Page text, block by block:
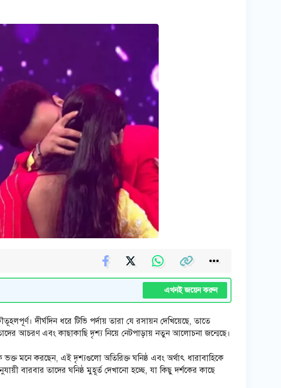
এখনই জয়েন করুন
দীর্ঘদিন ধরে টিভি পর্দায় তারা যে রসায়ন দেখিয়েছে, তাতে
তাদের আচরণ এবং কাছাকাছি দৃশ্য নিয়ে নেটপাড়ায় নতুন আলোচনা জন্মেছে।
ভক্ত মনে করছেন, এই দৃশ্যগুলো অতিরিক্ত ঘনিষ্ঠ এবং অর্থাৎ ধারাবাহিকে
বারবার তাদের ঘনিষ্ঠ মুহূর্ত দেখানো হচ্ছে, যা কিছু দর্শকের কাছে